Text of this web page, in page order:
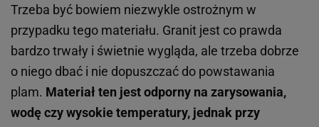
Trzeba być bowiem niezwykle ostrożnym w
przypadku tego materiału. Granit jest co prawda
bardzo trwały i świetnie wygląda, ale trzeba dobrze
o niego dbać i nie dopuszczać do powstawania
plam. Materiał ten jest odporny na zarysowania,
wodę czy wysokie temperatury, jednak przy